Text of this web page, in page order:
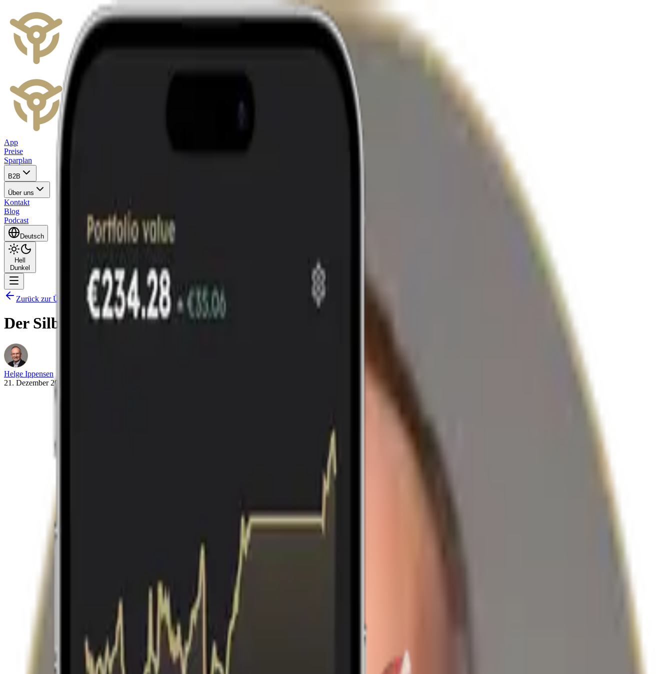
App
Preise
Sparplan
B2B
Über uns
Kontakt
Blog
Podcast
Deutsch
Hell
Dunkel
Zurück zur Übersicht
Der Silberwürfel – wie viel Silber gibt es wirklich?
Helge Ippensen
21. Dezember 2025